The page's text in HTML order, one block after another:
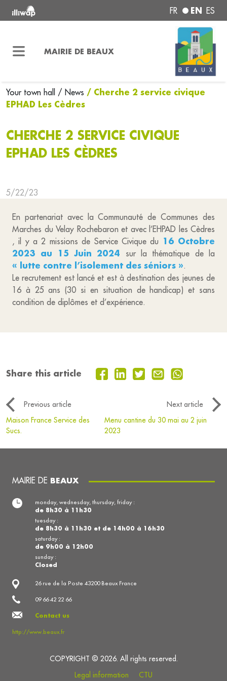
FR EN ES
MAIRIE DE BEAUX
Your town hall / News / Cherche 2 service civique
EPHAD Les Cèdres
CHERCHE 2 SERVICE CIVIQUE
EPHAD LES CÈDRES
5/22/23
En partenariat avec la Communauté de Communes des
Marches du Velay Rochebaron et avec l’EHPAD les Cèdres
, il y a 2 missions de Service Civique du 16 Octobre
2023 au 15 Juin 2024 sur la thématique de la
« lutte contre l’isolement des séniors ».
Le recrutement est lancé et est à destination des jeunes de
16 à 25 ans (30 si en situation de handicap) et sans
condition de diplômes et d’expérience.
Share this article
Previous article
Next article
Maison France Service des
Sucs.
Menu cantine du 30 mai au 2 juin
2023
MAIRIE DE BEAUX
26 rue de la Poste 43200 Beaux France
09 66 42 22 66
Contact us
http://www.beaux.fr
monday, wednesday, thursday, friday :
de 8h30 à 11h30
tuesday :
de 8h30 à 11h30 et de 14h00 à 16h30
saturday :
de 9h00 à 12h00
sunday :
Closed
COPYRIGHT © 2026. All rights reserved.
Legal information
CTU